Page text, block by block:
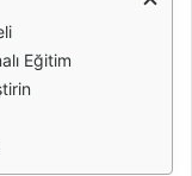
Eğitim